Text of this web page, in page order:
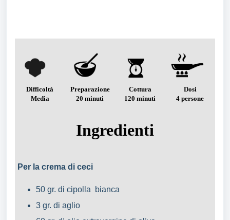
Difficoltà
Media
Preparazione
20 minuti
Cottura
120 minuti
Dosi
4 persone
Ingredienti
Per la crema di ceci
50 gr. di cipolla bianca
3 gr. di aglio